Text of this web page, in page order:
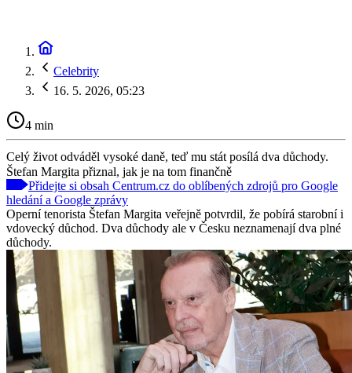
Celebrity
16. 5. 2026, 05:23
4 min
Celý život odváděl vysoké daně, teď mu stát posílá dva důchody.
Štefan Margita přiznal, jak je na tom finančně
Přidejte si obsah Centrum.cz do oblíbených zdrojů pro Google
hledání a Google zprávy
Operní tenorista Štefan Margita veřejně potvrdil, že pobírá starobní i
vdovecký důchod. Dva důchody ale v Česku neznamenají dva plné
důchody.